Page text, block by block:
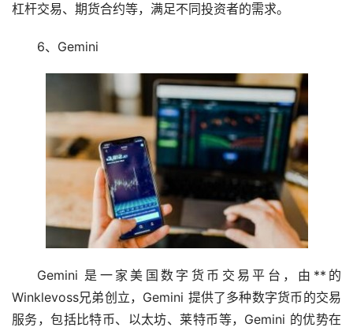
杠杆交易、期货合约等，满足不同投资者的需求。
6、Gemini
Gemini 是一家美国数字货币交易平台，由**的
Winklevoss兄弟创立，Gemini 提供了多种数字货币的交易
服务，包括比特币、以太坊、莱特币等，Gemini 的优势在